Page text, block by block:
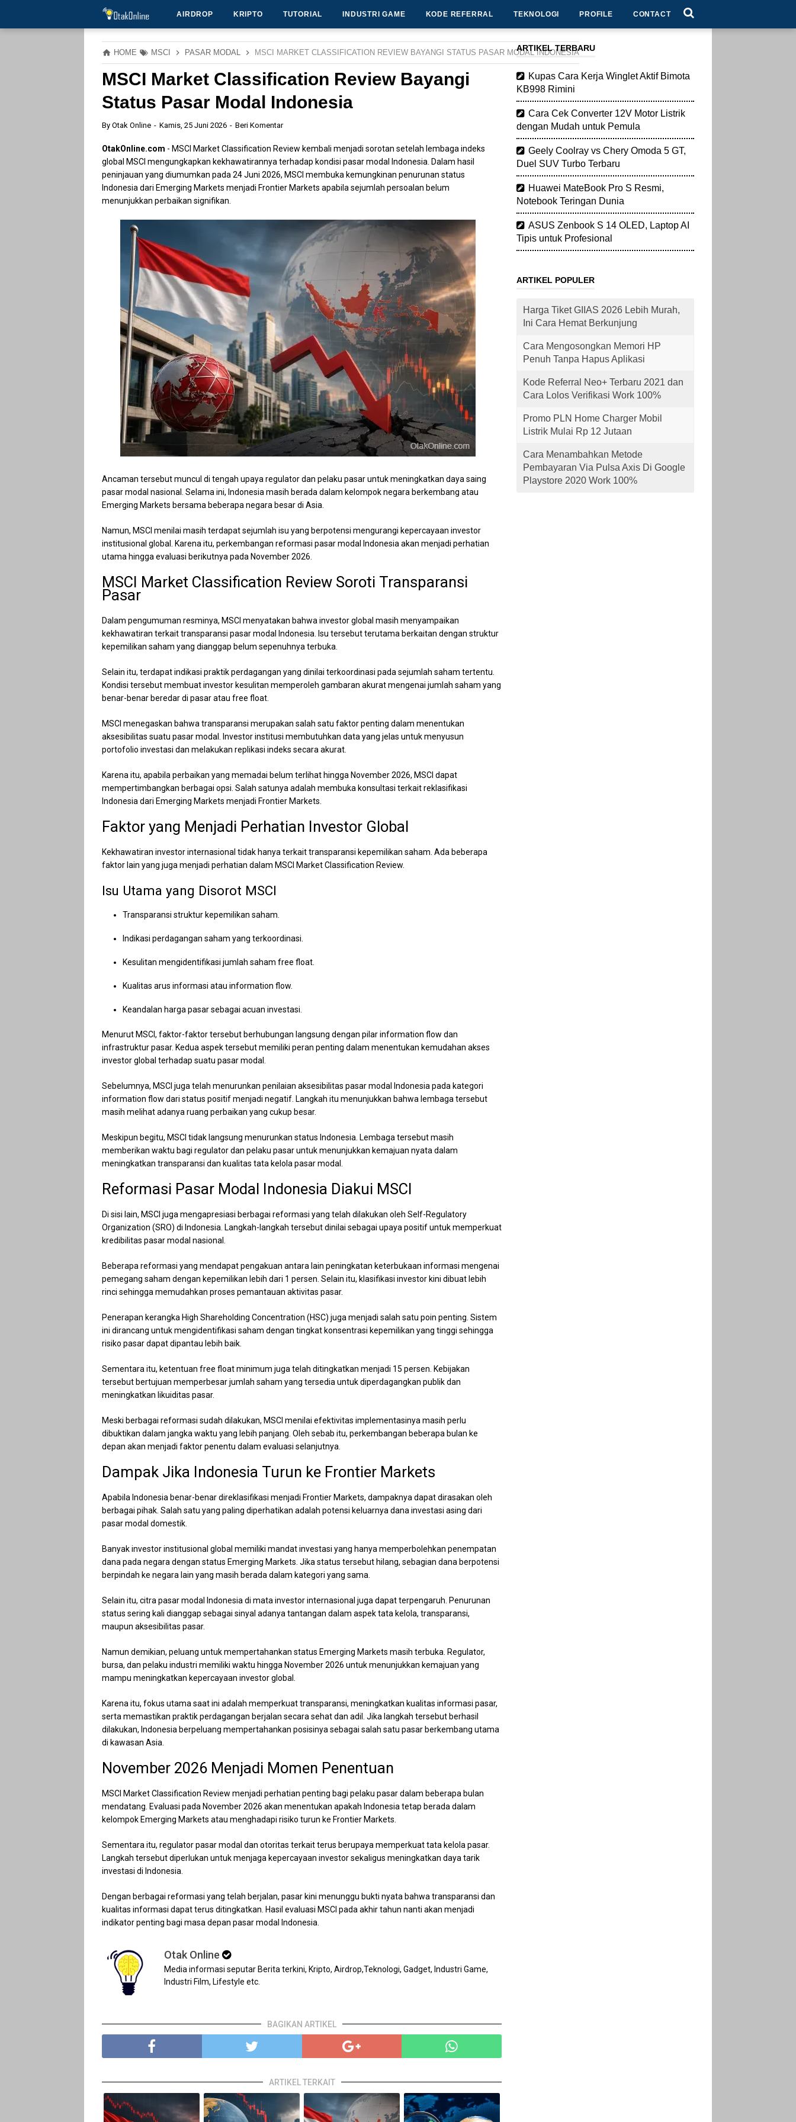
AIRDROP KRIPTO TUTORIAL INDUSTRI GAME KODE REFERRAL TEKNOLOGI PROFILE CONTACT
HOME MSCI PASAR MODAL MSCI MARKET CLASSIFICATION REVIEW BAYANGI STATUS PASAR MODAL INDONESIA
MSCI Market Classification Review Bayangi
Status Pasar Modal Indonesia
By Otak Online Kamis, 25 Juni 2026 Beri Komentar
OtakOnline.com - MSCI Market Classification Review kembali menjadi sorotan setelah lembaga indeks
global MSCI mengungkapkan kekhawatirannya terhadap kondisi pasar modal Indonesia. Dalam hasil
peninjauan yang diumumkan pada 24 Juni 2026, MSCI membuka kemungkinan penurunan status
Indonesia dari Emerging Markets menjadi Frontier Markets apabila sejumlah persoalan belum
menunjukkan perbaikan signifikan.
Ancaman tersebut muncul di tengah upaya regulator dan pelaku pasar untuk meningkatkan daya saing
pasar modal nasional. Selama ini, Indonesia masih berada dalam kelompok negara berkembang atau
Emerging Markets bersama beberapa negara besar di Asia.
Namun, MSCI menilai masih terdapat sejumlah isu yang berpotensi mengurangi kepercayaan investor
institusional global. Karena itu, perkembangan reformasi pasar modal Indonesia akan menjadi perhatian
utama hingga evaluasi berikutnya pada November 2026.
MSCI Market Classification Review Soroti Transparansi
Pasar
Dalam pengumuman resminya, MSCI menyatakan bahwa investor global masih menyampaikan
kekhawatiran terkait transparansi pasar modal Indonesia. Isu tersebut terutama berkaitan dengan struktur
kepemilikan saham yang dianggap belum sepenuhnya terbuka.
Selain itu, terdapat indikasi praktik perdagangan yang dinilai terkoordinasi pada sejumlah saham tertentu.
Kondisi tersebut membuat investor kesulitan memperoleh gambaran akurat mengenai jumlah saham yang
benar-benar beredar di pasar atau free float.
MSCI menegaskan bahwa transparansi merupakan salah satu faktor penting dalam menentukan
aksesibilitas suatu pasar modal. Investor institusi membutuhkan data yang jelas untuk menyusun
portofolio investasi dan melakukan replikasi indeks secara akurat.
Karena itu, apabila perbaikan yang memadai belum terlihat hingga November 2026, MSCI dapat
mempertimbangkan berbagai opsi. Salah satunya adalah membuka konsultasi terkait reklasifikasi
Indonesia dari Emerging Markets menjadi Frontier Markets.
Faktor yang Menjadi Perhatian Investor Global
Kekhawatiran investor internasional tidak hanya terkait transparansi kepemilikan saham. Ada beberapa
faktor lain yang juga menjadi perhatian dalam MSCI Market Classification Review.
Isu Utama yang Disorot MSCI
Transparansi struktur kepemilikan saham.
Indikasi perdagangan saham yang terkoordinasi.
Kesulitan mengidentifikasi jumlah saham free float.
Kualitas arus informasi atau information flow.
Keandalan harga pasar sebagai acuan investasi.
Menurut MSCI, faktor-faktor tersebut berhubungan langsung dengan pilar information flow dan
infrastruktur pasar. Kedua aspek tersebut memiliki peran penting dalam menentukan kemudahan akses
investor global terhadap suatu pasar modal.
Sebelumnya, MSCI juga telah menurunkan penilaian aksesibilitas pasar modal Indonesia pada kategori
information flow dari status positif menjadi negatif. Langkah itu menunjukkan bahwa lembaga tersebut
masih melihat adanya ruang perbaikan yang cukup besar.
Meskipun begitu, MSCI tidak langsung menurunkan status Indonesia. Lembaga tersebut masih
memberikan waktu bagi regulator dan pelaku pasar untuk menunjukkan kemajuan nyata dalam
meningkatkan transparansi dan kualitas tata kelola pasar modal.
Reformasi Pasar Modal Indonesia Diakui MSCI
Di sisi lain, MSCI juga mengapresiasi berbagai reformasi yang telah dilakukan oleh Self-Regulatory
Organization (SRO) di Indonesia. Langkah-langkah tersebut dinilai sebagai upaya positif untuk memperkuat
kredibilitas pasar modal nasional.
Beberapa reformasi yang mendapat pengakuan antara lain peningkatan keterbukaan informasi mengenai
pemegang saham dengan kepemilikan lebih dari 1 persen. Selain itu, klasifikasi investor kini dibuat lebih
rinci sehingga memudahkan proses pemantauan aktivitas pasar.
Penerapan kerangka High Shareholding Concentration (HSC) juga menjadi salah satu poin penting. Sistem
ini dirancang untuk mengidentifikasi saham dengan tingkat konsentrasi kepemilikan yang tinggi sehingga
risiko pasar dapat dipantau lebih baik.
Sementara itu, ketentuan free float minimum juga telah ditingkatkan menjadi 15 persen. Kebijakan
tersebut bertujuan memperbesar jumlah saham yang tersedia untuk diperdagangkan publik dan
meningkatkan likuiditas pasar.
Meski berbagai reformasi sudah dilakukan, MSCI menilai efektivitas implementasinya masih perlu
dibuktikan dalam jangka waktu yang lebih panjang. Oleh sebab itu, perkembangan beberapa bulan ke
depan akan menjadi faktor penentu dalam evaluasi selanjutnya.
Dampak Jika Indonesia Turun ke Frontier Markets
Apabila Indonesia benar-benar direklasifikasi menjadi Frontier Markets, dampaknya dapat dirasakan oleh
berbagai pihak. Salah satu yang paling diperhatikan adalah potensi keluarnya dana investasi asing dari
pasar modal domestik.
Banyak investor institusional global memiliki mandat investasi yang hanya memperbolehkan penempatan
dana pada negara dengan status Emerging Markets. Jika status tersebut hilang, sebagian dana berpotensi
berpindah ke negara lain yang masih berada dalam kategori yang sama.
Selain itu, citra pasar modal Indonesia di mata investor internasional juga dapat terpengaruh. Penurunan
status sering kali dianggap sebagai sinyal adanya tantangan dalam aspek tata kelola, transparansi,
maupun aksesibilitas pasar.
Namun demikian, peluang untuk mempertahankan status Emerging Markets masih terbuka. Regulator,
bursa, dan pelaku industri memiliki waktu hingga November 2026 untuk menunjukkan kemajuan yang
mampu meningkatkan kepercayaan investor global.
Karena itu, fokus utama saat ini adalah memperkuat transparansi, meningkatkan kualitas informasi pasar,
serta memastikan praktik perdagangan berjalan secara sehat dan adil. Jika langkah tersebut berhasil
dilakukan, Indonesia berpeluang mempertahankan posisinya sebagai salah satu pasar berkembang utama
di kawasan Asia.
November 2026 Menjadi Momen Penentuan
MSCI Market Classification Review menjadi perhatian penting bagi pelaku pasar dalam beberapa bulan
mendatang. Evaluasi pada November 2026 akan menentukan apakah Indonesia tetap berada dalam
kelompok Emerging Markets atau menghadapi risiko turun ke Frontier Markets.
Sementara itu, regulator pasar modal dan otoritas terkait terus berupaya memperkuat tata kelola pasar.
Langkah tersebut diperlukan untuk menjaga kepercayaan investor sekaligus meningkatkan daya tarik
investasi di Indonesia.
Dengan berbagai reformasi yang telah berjalan, pasar kini menunggu bukti nyata bahwa transparansi dan
kualitas informasi dapat terus ditingkatkan. Hasil evaluasi MSCI pada akhir tahun nanti akan menjadi
indikator penting bagi masa depan pasar modal Indonesia.
Otak Online
Media informasi seputar Berita terkini, Kripto, Airdrop,Teknologi, Gadget, Industri Game,
Industri Film, Lifestyle etc.
BAGIKAN ARTIKEL
ARTIKEL TERKAIT
ARTIKEL TERBARU
Kupas Cara Kerja Winglet Aktif Bimota
KB998 Rimini
Cara Cek Converter 12V Motor Listrik
dengan Mudah untuk Pemula
Geely Coolray vs Chery Omoda 5 GT,
Duel SUV Turbo Terbaru
Huawei MateBook Pro S Resmi,
Notebook Teringan Dunia
ASUS Zenbook S 14 OLED, Laptop AI
Tipis untuk Profesional
ARTIKEL POPULER
Harga Tiket GIIAS 2026 Lebih Murah,
Ini Cara Hemat Berkunjung
Cara Mengosongkan Memori HP
Penuh Tanpa Hapus Aplikasi
Kode Referral Neo+ Terbaru 2021 dan
Cara Lolos Verifikasi Work 100%
Promo PLN Home Charger Mobil
Listrik Mulai Rp 12 Jutaan
Cara Menambahkan Metode
Pembayaran Via Pulsa Axis Di Google
Playstore 2020 Work 100%